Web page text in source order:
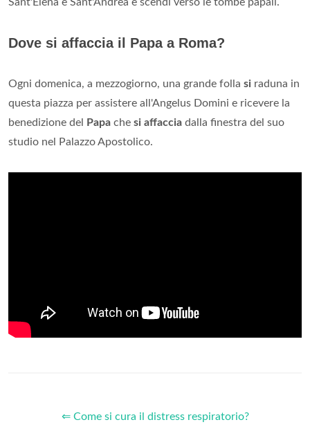
Sant'Elena e Sant'Andrea e scendi verso le tombe papali.
Dove si affaccia il Papa a Roma?
Ogni domenica, a mezzogiorno, una grande folla si raduna in
questa piazza per assistere all'Angelus Domini e ricevere la
benedizione del
Papa che si affaccia dalla finestra del suo
studio nel Palazzo Apostolico.
⇐ Come si cura il distress respiratorio?